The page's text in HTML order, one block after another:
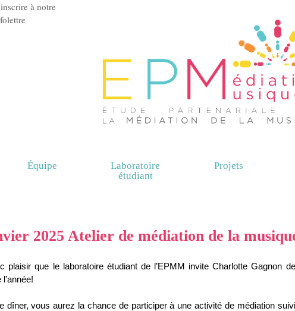
à notre
Équipe
Laboratoire
étudiant
Projets
2025 Atelier de médiation de la
plaisir que le laboratoire étudiant de l’EPMM invite Charlotte Gagnon
dîner, vous aurez la chance de participer à une activité de médiation